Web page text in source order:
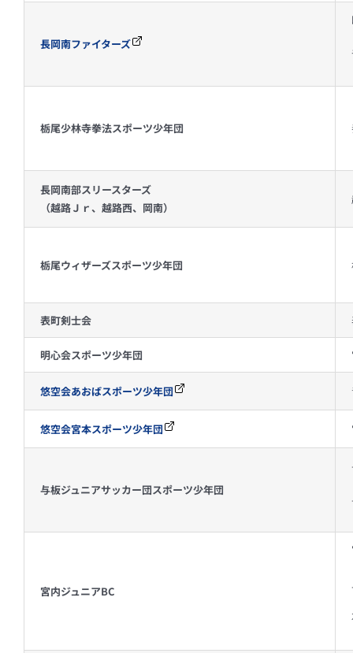
長岡南ファイターズ
栃尾少林寺拳法スポーツ少年団
長岡南部スリースターズ
（越路Ｊｒ、越路西、岡南）
栃尾ウィザーズスポーツ少年団
表町剣士会
明心会スポーツ少年団
悠空会あおばスポーツ少年団
悠空会宮本スポーツ少年団
与板ジュニアサッカー団スポーツ少年団
宮内ジュニアBC